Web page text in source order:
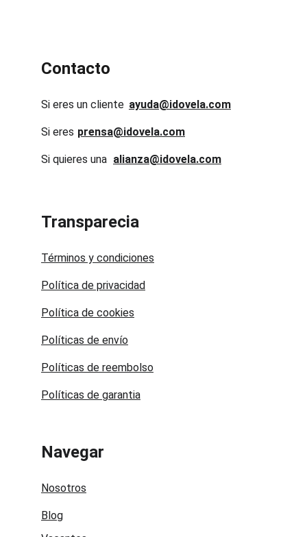
Contacto
Si eres un cliente
prensa@idovela.com
Si eres
ayuda@idovela.com
Si quieres una alianza@idovela.com
Transparecia
Política de privacidad
Políticas de envío
Navegar
Nosotros
Blog
Política de cookies
Políticas de reembolso
Términos y condiciones
Políticas de garantia